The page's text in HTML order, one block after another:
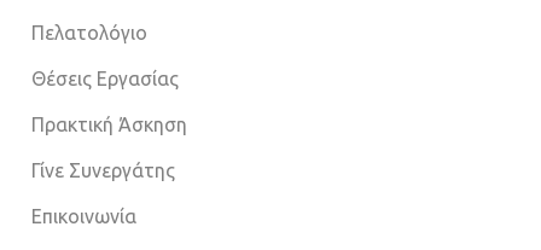
Πελατολόγιο
Θέσεις Εργασίας
Πρακτική Άσκηση
Γίνε Συνεργάτης
Επικοινωνία